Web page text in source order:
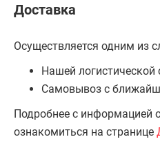
Доставка
Осуществляется одним из
Нашей логистической
Самовывоз с
Подробнее с информацией
ознакомиться на странице